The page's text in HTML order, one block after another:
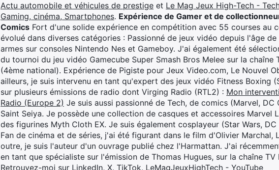
Actu automobile et véhicules de prestige et Le Mag Jeux High-Tech -
Gaming, cinéma, Smartphones. Expérience de Gamer et de
Comics Fort d'une solide expérience en compétition avec 55 courses au
évolué dans diverses catégories : Passionné de jeux vidéo depuis l'âge
armes sur consoles Nintendo Nes et Gameboy. J'ai également été
du tournoi du jeu vidéo Gamecube Super Smash Bros Melee sur la chaîne
(4ème national). Expérience de Pigiste pour Jeux Video.com, Le Nouvel
ailleurs, je suis intervenu en tant qu'expert des jeux vidéo Fitness Boxing
sur plusieurs émissions de radio dont Virging Radio (RTL2) : Mon
Radio (Europe 2) Je suis aussi passionné de Tech, de comics (Marvel, DC
Saint Seiya. Je possède une collection de casques et accessoires Marvel
des figurines Myth Cloth EX. Je suis également cosplayeur (Star Wars,
Fan de cinéma et de séries, j'ai été figurant dans le film d'Olivier Marchal,
outre, je suis l'auteur d'un ouvrage publié chez l'Harmattan. J'ai
en tant que spécialiste sur l'émission de Thomas Hugues, sur la chaîne TV
Retrouvez-moi sur LinkedIn, X, TikTok, LeMagJeuxHighTech - YouTube